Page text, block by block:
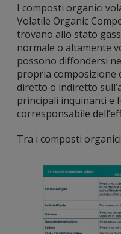
I composti organici
Volatile Organic
trovano allo stato
normale o altamente
possono diffondersi
propria composizione
diretto o indiretto
principali inquinanti e
corresponsabile
Tra i composti